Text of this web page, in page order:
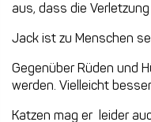
aus, dass die
Jack ist zu Menschen
Gegenüber Rüden und
werden. Vielleicht
Katzen mag er leider